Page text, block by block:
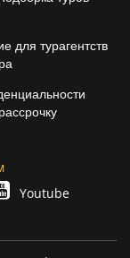
для турагентств
Youtube